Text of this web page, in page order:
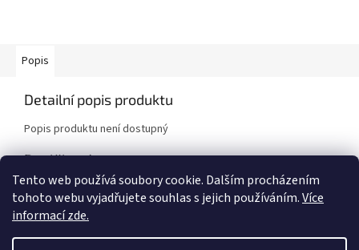
Tento web používá soubory cookie. Dalším procházením
tohoto webu vyjadřujete souhlas s jejich používáním.Více
informací zde.
Popis
Detailní popis produktu
Popis produktu není dostupný
Doplňkové parametry
Kategorie:
Sportovní pružiny
Značka vozidla:
Toyota